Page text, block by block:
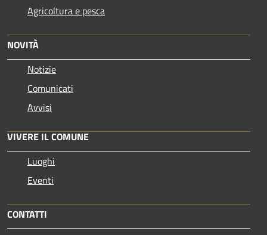
Agricoltura e pesca
NOVITÀ
Notizie
Comunicati
Avvisi
VIVERE IL COMUNE
Luoghi
Eventi
CONTATTI